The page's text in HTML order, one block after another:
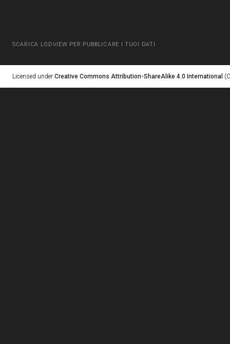
SCARICA LODVIEW PER PUBBLICARE I TUOI DATI
Licensed under Creative Commons Attribution-ShareAlike 4.0 International